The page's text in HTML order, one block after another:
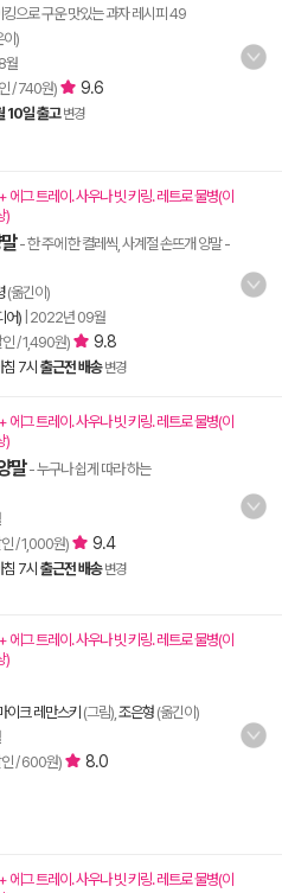
으로 구운 맛있는 과자 레시피 49
이)
월
/ 740원) 9.6
10일 출고 변경
에그 트레이. 사우나 빗 키링. 레트로 물병(이
)
- 한 주에 한 켤레씩, 사계절 손뜨개 양말-
(옮긴이)
어) 2022년 09월
/ 1,490원) 9.8
7시 출근전 배송 변경
에그 트레이. 사우나 빗 키링. 레트로 물병(이
)
말- 누구나 쉽게 따라 하는
/ 1,000원) 9.4
7시 출근전 배송 변경
에그 트레이. 사우나 빗 키링. 레트로 물병(이
)
이크 레만스키 (그림), 조은형 (옮긴이)
/ 600원)
8.0
에그 트레이. 사우나 빗 키링. 레트로 물병(이